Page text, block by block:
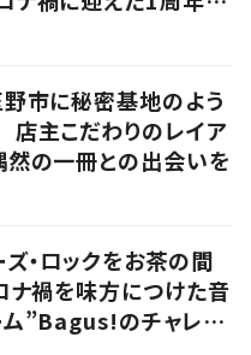
野市に秘密基地のよう
主こだわりのレイア
然の一冊との出会いを
ズ・ロックをお茶の間
ナ禍を味方につけた音
”Bagus!のチャレン